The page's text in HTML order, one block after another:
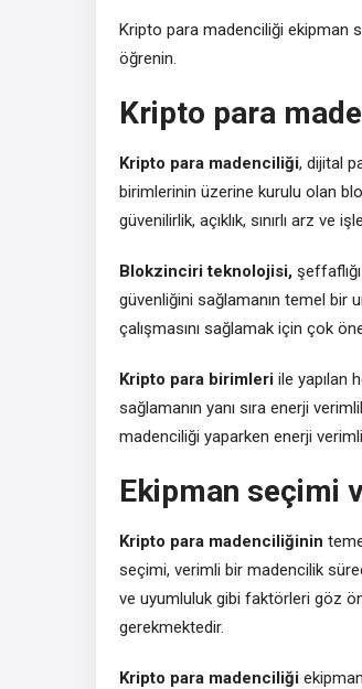
Kripto para madenciliği ekipman
öğrenin.
Kripto para
Kripto para madenciliği, dijital
birimlerinin üzerine kurulu olan
güvenilirlik, açıklık, sınırlı arz ve
Blokzinciri teknolojisi,
güvenliğini sağlamanın temel bir
çalışmasını sağlamak için çok
Kripto para birimleri ile yapılan
sağlamanın yanı sıra enerji
madenciliği yaparken enerji
Ekipman seçimi
Kripto para madenciliğinin
seçimi, verimli bir madencilik
ve uyumluluk gibi faktörleri göz
gerekmektedir.
Kripto para madenciliği